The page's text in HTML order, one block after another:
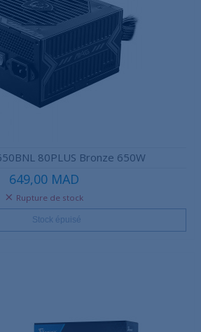
80PLUS Bronze 650W
649,00 MAD
Rupture de stock
Stock épuisé